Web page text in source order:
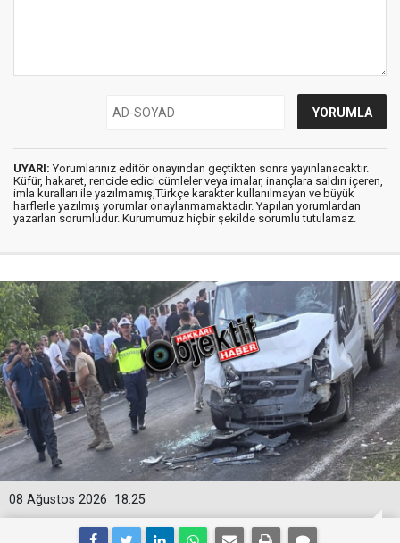
UYARI: Yorumlarınız editör onayından geçtikten sonra yayınlanacaktır.
Küfür, hakaret, rencide edici cümleler veya imalar, inançlara saldırı içeren,
imla kuralları ile yazılmamış,Türkçe karakter kullanılmayan ve büyük
harflerle yazılmış yorumlar onaylanmamaktadır. Yapılan yorumlardan
yazarları sorumludur. Kurumumuz hiçbir şekilde sorumlu tutulamaz.
18:25
08 Ağustos 2026